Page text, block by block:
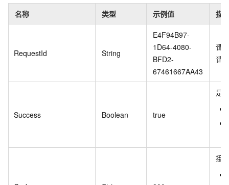
名称 类型 示例值 描
RequestId String
E4F94B97-
1D64-4080-
BFD2-
67461667AA43
请
请
Success Boolean true
是
接